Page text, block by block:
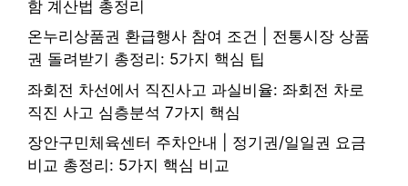
함 계산법 총정리
온누리상품권 환급행사 참여 조건 | 전통시장 상품
권 돌려받기 총정리: 5가지 핵심 팁
좌회전 차선에서 직진사고 과실비율: 좌회전 차로
직진 사고 심층분석 7가지 핵심
장안구민체육센터 주차안내 | 정기권/일일권 요금
비교 총정리: 5가지 핵심 비교